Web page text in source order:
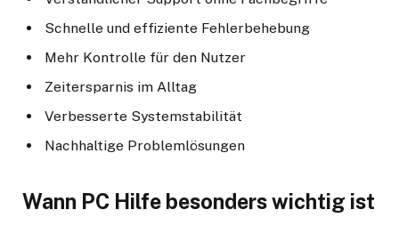
Schnelle und effiziente Fehlerbehebung
Mehr Kontrolle für den Nutzer
Zeitersparnis im Alltag
Verbesserte Systemstabilität
Nachhaltige Problemlösungen
Wann PC Hilfe besonders wichtig ist